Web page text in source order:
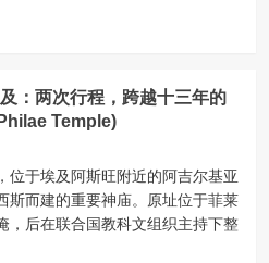
：两次行程，跨越十三年的
Temple)
位于埃及阿斯旺附近的阿吉尔基亚
斯而建的重要神庙。原址位于菲莱
，后在联合国教科文组织主持下整